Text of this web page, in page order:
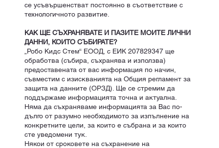
се усъвършенстват постоянно в съответствие с
технологичното развитие.
КАК ЩЕ СЪХРАНЯВАТЕ И ПАЗИТЕ МОИТЕ ЛИЧНИ
ДАННИ, КОИТО СЪБИРАТЕ?
„Робо Кидс Стем“ ЕООД, с ЕИК 207829347 ще
обработва (събира, съхранява и използва)
предоставената от вас информация по начин,
съвместим с изискванията на Общия регламент за
защита на данните (ОРЗД). Ще се стремим да
поддържаме информацията точна и актуална.
Няма да съхраняваме информацията за Вас по-
дълго от разумно необходимото за изпълнение на
конкретните цели, за които е събрана и за които
сте уведомени тук.
Някои от сроковете на съхранение на